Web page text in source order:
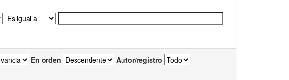
En orden Autor/registro